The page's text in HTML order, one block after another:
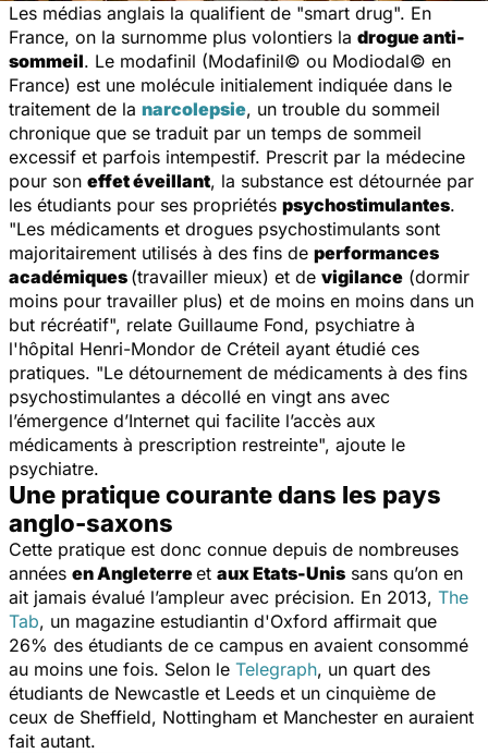
Les médias anglais la qualifient de "smart drug". En
France, on la surnomme plus volontiers la drogue anti-
sommeil. Le modafinil (Modafinil© ou Modiodal© en
France) est une molécule initialement indiquée dans le
traitement de la narcolepsie, un trouble du sommeil
chronique que se traduit par un temps de sommeil
excessif et parfois intempestif. Prescrit par la médecine
pour son effet éveillant, la substance est détournée par
les étudiants pour ses propriétés psychostimulantes.
"Les médicaments et drogues psychostimulants sont
majoritairement utilisés à des fins de performances
académiques (travailler mieux) et de vigilance (dormir
moins pour travailler plus) et de moins en moins dans un
but récréatif", relate Guillaume Fond, psychiatre à
l'hôpital Henri-Mondor de Créteil ayant étudié ces
pratiques. "Le détournement de médicaments à des fins
psychostimulantes a décollé en vingt ans avec
l’émergence d’Internet qui facilite l’accès aux
médicaments à prescription restreinte", ajoute le
psychiatre.
Une pratique courante dans les pays
anglo-saxons
Cette pratique est donc connue depuis de nombreuses
années en Angleterreet aux Etats-Unis sans qu’on en
ait jamais évalué l’ampleur avec précision. En 2013, The
Tab, un magazine estudiantin d'Oxford affirmait que
26% des étudiants de ce campus en avaient consommé
au moins une fois. Selon le Telegraph, un quart des
étudiants de Newcastle et Leeds et un cinquième de
ceux de Sheffield, Nottingham et Manchester en auraient
fait autant.